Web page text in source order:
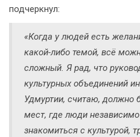
подчеркнул:
«Когда у людей есть
какой-либо темой, всё
сложный. Я рад, что
культурных объединений
Удмуртии, считаю,
мест, где люди
знакомиться с культурой,